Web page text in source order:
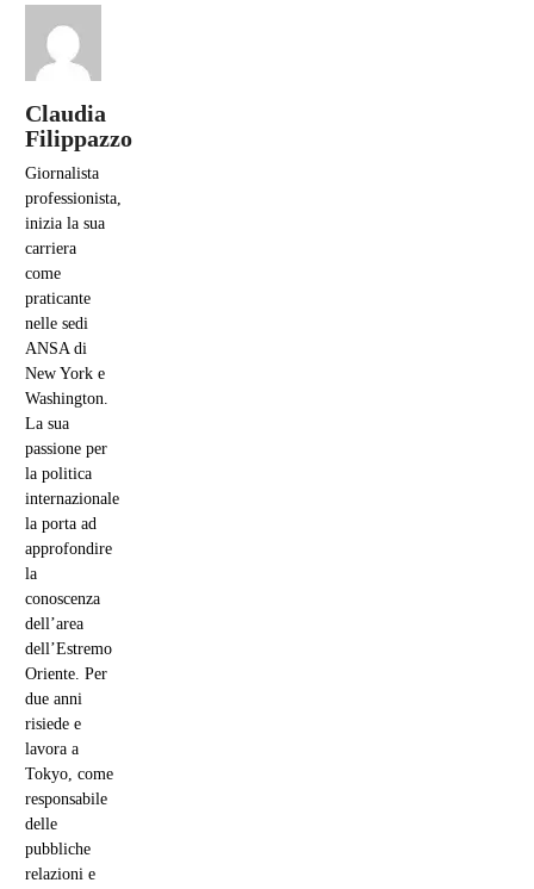
Claudia
Filippazzo
Giornalista
professionista,
inizia la sua
carriera
come
praticante
nelle sedi
ANSA di
New York e
Washington.
La sua
passione per
la politica
internazionale
la porta ad
approfondire
la
conoscenza
dell’area
dell’Estremo
Oriente. Per
due anni
risiede e
lavora a
Tokyo, come
responsabile
delle
pubbliche
relazioni e